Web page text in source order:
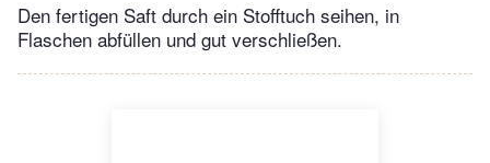
Den fertigen Saft durch ein Stofftuch seihen, in
Flaschen abfüllen und gut verschließen.